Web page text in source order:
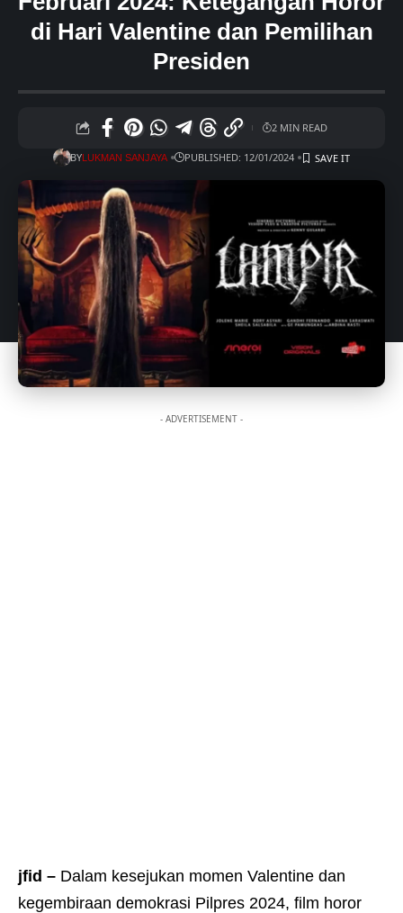
di Hari Valentine dan Pemilihan
Presiden
BYLUKMAN SANJAYA PUBLISHED: 12/01/2024
2 MIN READ
- ADVERTISEMENT -
jfid – Dalam kesejukan momen Valentine dan
kegembiraan demokrasi Pilpres 2024, film horor